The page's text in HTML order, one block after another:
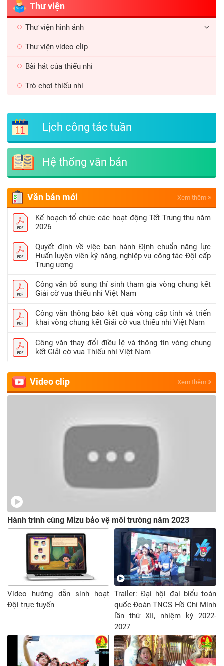
Thư viện
Thư viện hình ảnh
Thư viện video clip
Bài hát của thiếu nhi
Trò chơi thiếu nhi
Lịch công tác tuần
Hệ thống văn bản
Văn bản mới Xem thêm
Kế hoạch tổ chức các hoạt động Tết Trung thu năm
2026
Quyết định về việc ban hành Định chuẩn năng lực
Huấn luyện viên kỹ năng, nghiệp vụ công tác Đội cấp
Trung ương
Công văn bổ sung thí sinh tham gia vòng chung kết
Giải cờ vua thiếu nhi Việt Nam
Công văn thông báo kết quả vòng cấp tỉnh và triển
khai vòng chung kết Giải cờ vua thiếu nhi Việt Nam
Công văn thay đổi điều lệ và thông tin vòng chung
kết Giải cờ vua Thiếu nhi Việt Nam
Video clip Xem thêm
Hành trình cùng Mizu bảo vệ môi trường năm 2023
Video hướng dẫn sinh hoạt
Đội trực tuyến
Trailer: Đại hội đại biểu toàn
quốc Đoàn TNCS Hồ Chí Minh
lần thứ XII, nhiệm kỳ 2022-
2027